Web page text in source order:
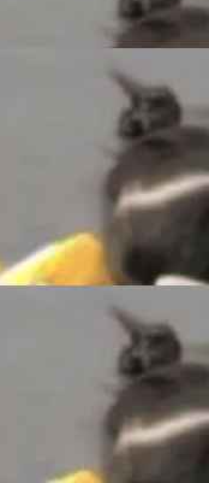
吴语
加
了 C
单中
再关
Co
，则
点
炼。
也为
生活
者 S
日，
起，
。发
础设
护它
如
：
）</l
擎。
Ag
用 W